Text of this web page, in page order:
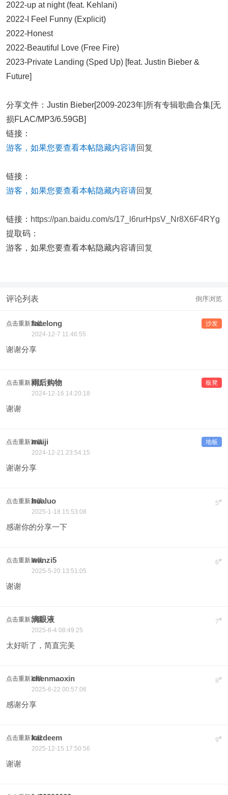
2022-up at night (feat. Kehlani)
2022-I Feel Funny (Explicit)
2022-Honest
2022-Beautiful Love (Free Fire)
2023-Private Landing (Sped Up) [feat. Justin Bieber &
Future]
分享文件：Justin Bieber[2009-2023年]所有专辑歌曲合集[无
损FLAC/MP3/6.59GB]
链接：
游客，如果您要查看本帖隐藏内容请回复
链接：
游客，如果您要查看本帖隐藏内容请回复
链接： https://pan.baidu.com/s/17_l6rurHpsV_Nr8X6F4RYg
提取码：
游客，如果您要查看本帖隐藏内容请回复
评论列表 倒序浏览
点击重新加载 沙发
facelong
2024-12-7 11:46:55
谢谢分享
点击重新加载 板凳
雨后购物
2024-12-16 14:20:18
谢谢
点击重新加载 地板
maiji
2024-12-21 23:54:15
谢谢分享
点击重新加载 5#
hualuo
2025-1-18 15:53:08
感谢你的分享一下
点击重新加载 6#
wanzi5
2025-5-20 13:51:05
谢谢
点击重新加载 7#
滴眼液
2025-6-4 08:49:25
太好听了，简直完美
点击重新加载 8#
chenmaoxin
2025-6-22 00:57:06
感谢分享
点击重新加载 9#
kardeem
2025-12-15 17:50:56
谢谢